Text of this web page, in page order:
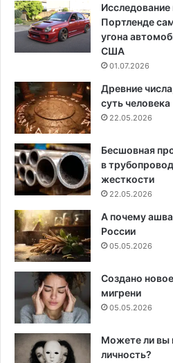
Исследование
Портленде
угона
США
01.07.2026
Древние
суть человека
22.05.2026
Бесшовная
в
жесткости
22.05.2026
А почему
России
05.05.2026
Создано
мигрени
05.05.2026
Можете ли вы
личность?